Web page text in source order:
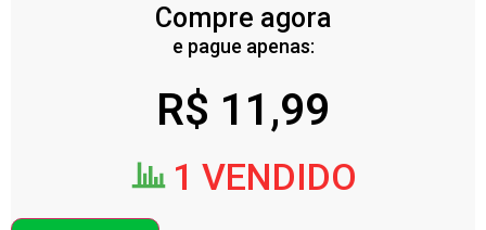
Compre agora
e pague apenas:
R$ 11,99
1 VENDIDO